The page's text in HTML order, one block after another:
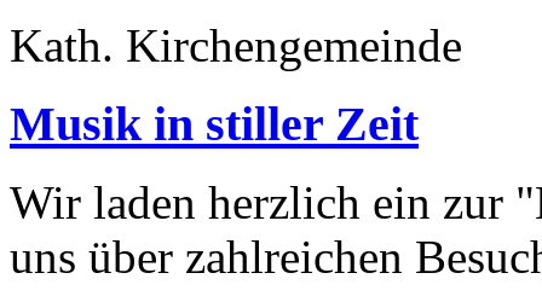
Kath. Kirchengemeinde
Musik in stiller Zeit
Wir laden herzlich ein zur
uns über zahlreichen